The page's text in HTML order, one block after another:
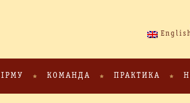
КОМАНДА ПРАКТИКА